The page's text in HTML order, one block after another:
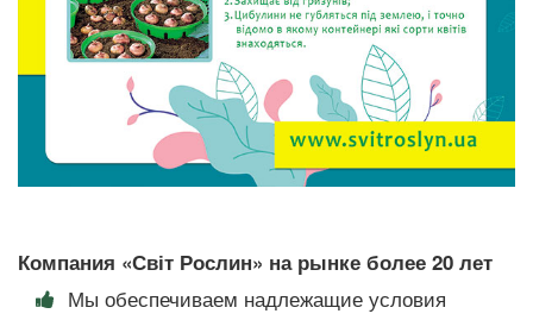
Компания «Світ Рослин» на рынке более 20 лет
Мы обеспечиваем надлежащие условия